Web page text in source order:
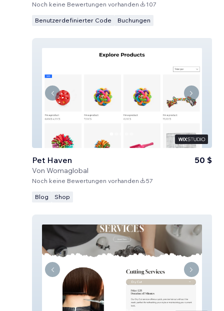
Noch keine Bewertungen vorhanden 107
Benutzerdefinierter Code Buchungen
Pet Haven
Von Womaglobal
50 $
Noch keine Bewertungen vorhanden 57
Blog Shop